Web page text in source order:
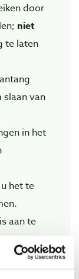
door
niet
te laten
van
in het
het te
aan te
wanneer